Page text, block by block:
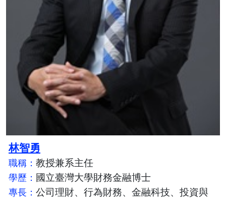
林智勇
職稱： 教授兼系主任
學歷： 國立臺灣大學財務金融博士
專長： 公司理財、行為財務、金融科技、投資與